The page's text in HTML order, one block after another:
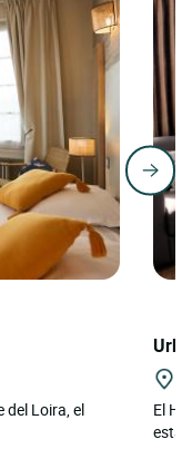
del Loira, el
El
está